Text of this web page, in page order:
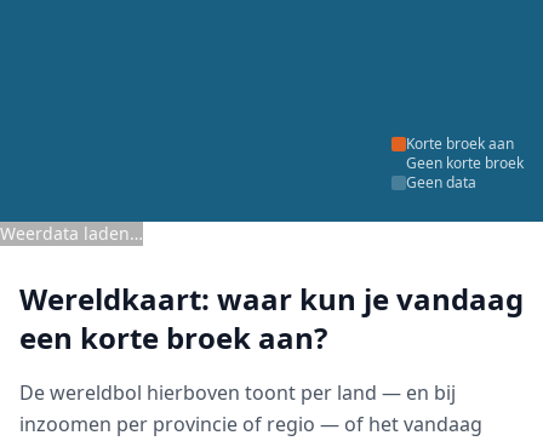
Korte broek aan
Geen korte broek
Geen data
Weerdata laden…
Wereldkaart: waar kun je vandaag
een korte broek aan?
De wereldbol hierboven toont per land — en bij
inzoomen per provincie of regio — of het vandaag